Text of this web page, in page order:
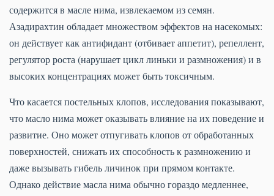
содержится в масле нима, извлекаемом из семян.
Азадирахтин обладает множеством эффектов на насекомых:
он действует как антифидант (отбивает аппетит), репеллент,
регулятор роста (нарушает цикл линьки и размножения) и в
высоких концентрациях может быть токсичным.
Что касается постельных клопов, исследования показывают,
что масло нима может оказывать влияние на их поведение и
развитие. Оно может отпугивать клопов от обработанных
поверхностей, снижать их способность к размножению и
даже вызывать гибель личинок при прямом контакте.
Однако действие масла нима обычно гораздо медленнее,